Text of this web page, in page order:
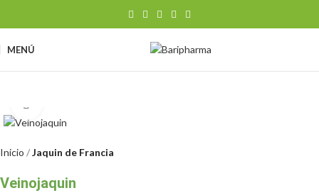
MENÚ
Inicio Jaquin de Francia
Veinojaquin